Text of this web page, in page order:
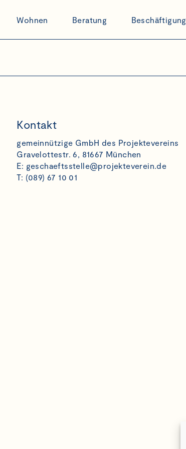
Wohnen Beratung Beschäftigung
Kontakt
gemeinnützige GmbH des Projektevereins
Gravelottestr. 6, 81667 München
E: geschaeftsstelle@projekteverein.de
T: (089) 67 10 01